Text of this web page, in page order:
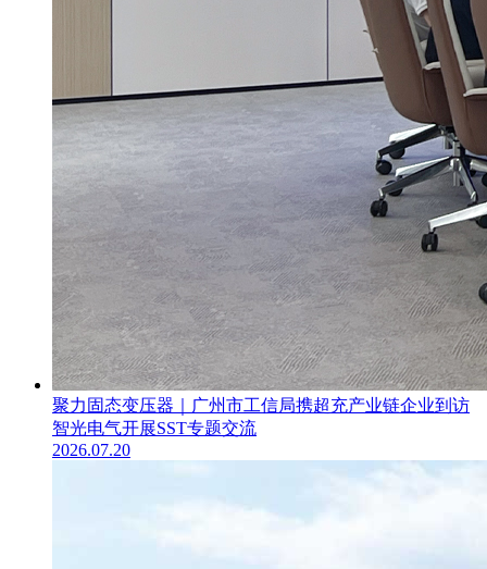
聚力固态变压器｜广州市工信局携超充产业链企业到访
智光电气开展SST专题交流
2026.07.20